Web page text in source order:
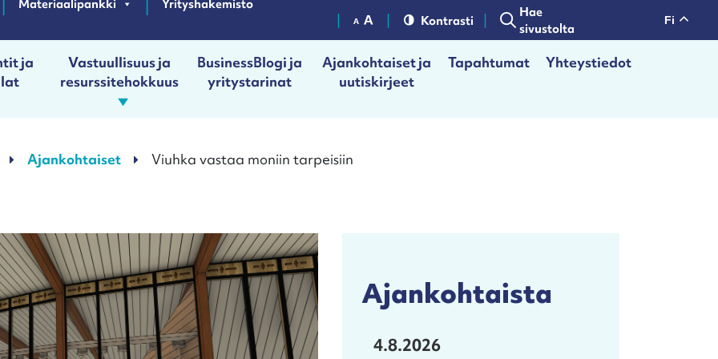
Materiaalipankki
Yrityshakemisto
Kontrasti
Hae
sivustolta
ja
Vastuullisuus ja
resurssitehokkuus
BusinessBlogi ja
yritystarinat
Ajankohtaiset ja
uutiskirjeet
Tapahtumat Yhteystiedot
Ajankohtaiset Viuhka vastaa moniin tarpeisiin
Ajankohtaista
4.8.2026
fi